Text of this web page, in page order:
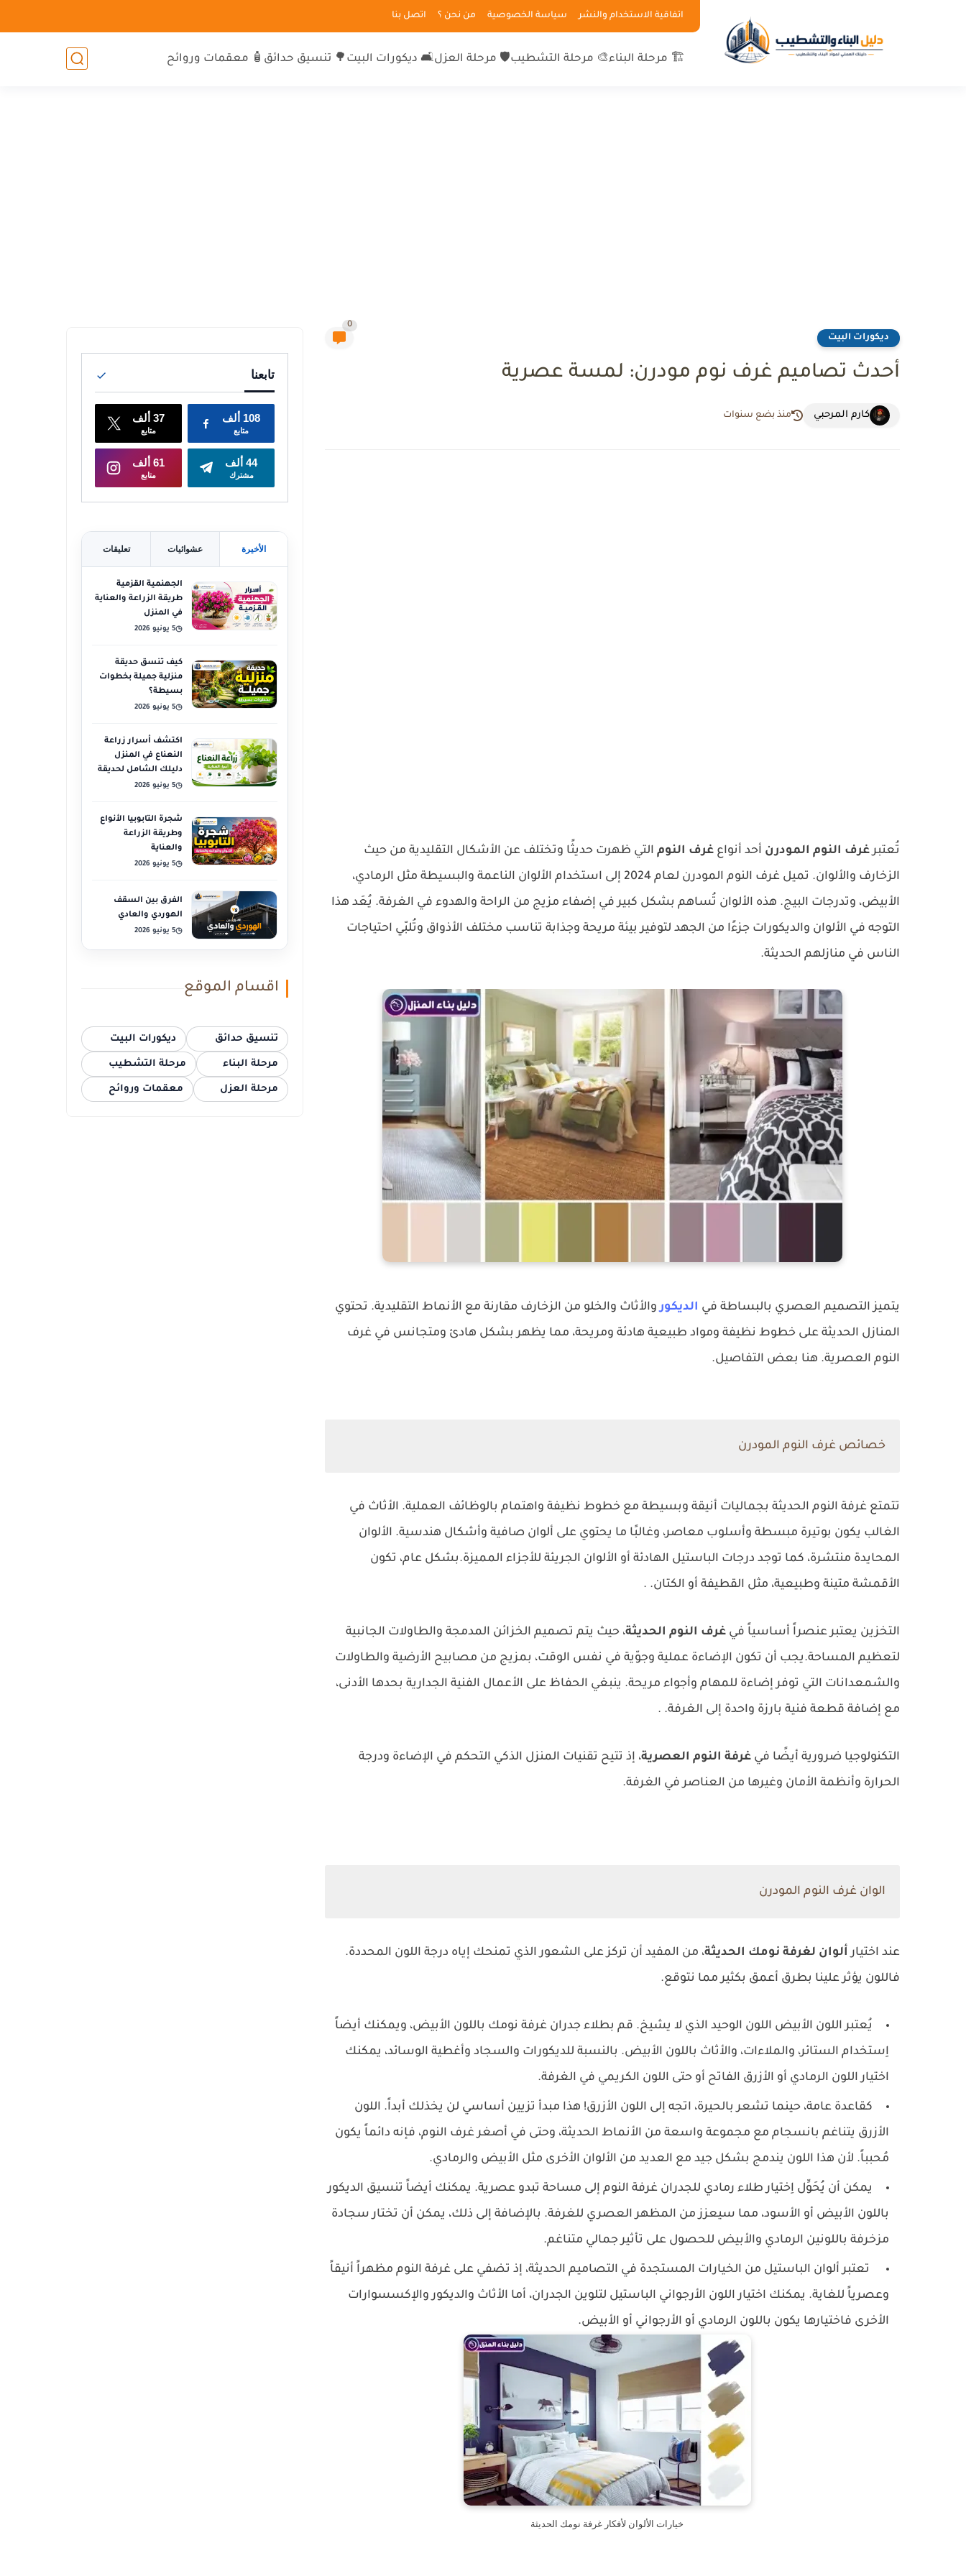
اتفاقية الاستخدام والنشر سياسة الخصوصية من نحن ؟ اتصل بنا
🏗 مرحلة البناء🎨 مرحلة التشطيب🛡 مرحلة العزل🛋 ديكورات البيت 🌳 تنسيق حدائق 🧴 معقمات وروائح
ديكورات البيت
0
أحدث تصاميم غرف نوم مودرن: لمسة عصرية
كارم المرحبي منذ بضع سنوات
تُعتبرغرف النوم المودرن أحد أنواع غرف النوم التي ظهرت حديثًا وتختلف عن الأشكال التقليدية من حيث
الزخارف والألوان. تميل غرف النوم المودرن لعام 2024 إلى استخدام الألوان الناعمة والبسيطة مثل الرمادي،
الأبيض، وتدرجات البيج. هذه الألوان تُساهم بشكل كبير في إضفاء مزيج من الراحة والهدوء في الغرفة. يُعَد هذا
التوجه في الألوان والديكورات جزءًا من الجهد لتوفير بيئة مريحة وجذابة تناسب مختلف الأذواق وتُلبّي احتياجات
الناس في منازلهم الحديثة.
يتميز التصميم العصري بالبساطة في الديكوروالأثاث والخلو من الزخارف مقارنة مع الأنماط التقليدية. تحتوي
المنازل الحديثة على خطوط نظيفة ومواد طبيعية هادئة ومريحة، مما يظهر بشكل هادئ ومتجانس في غرف
النوم العصرية. هنا بعض التفاصيل.
خصائص غرف النوم المودرن
تتمتع غرفة النوم الحديثة بجماليات أنيقة وبسيطة مع خطوط نظيفة واهتمام بالوظائف العملية. الأثاث في
الغالب يكون بوتيرة مبسطة وأسلوب معاصر، وغالبًا ما يحتوي على ألوان صافية وأشكال هندسية. الألوان
المحايدة منتشرة، كما توجد درجات الباستيل الهادئة أو الألوان الجريئة للأجزاء المميزة.بشكل عام، تكون
الأقمشة متينة وطبيعية، مثل القطيفة أو الكتان. .
التخزين يعتبر عنصراً أساسياً في غرف النوم الحديثة، حيث يتم تصميم الخزائن المدمجة والطاولات الجانبية
لتعظيم المساحة.يجب أن تكون الإضاءة عملية وجوّية في نفس الوقت، بمزيج من مصابيح الأرضية والطاولات
والشمعدانات التي توفر إضاءة للمهام وأجواء مريحة. ينبغي الحفاظ على الأعمال الفنية الجدارية بحدها الأدنى،
مع إضافة قطعة فنية بارزة واحدة إلى الغرفة. .
التكنولوجيا ضرورية أيضًا في غرفة النوم العصرية، إذ تتيح تقنيات المنزل الذكي التحكم في الإضاءة ودرجة
الحرارة وأنظمة الأمان وغيرها من العناصر في الغرفة.
الوان غرف النوم المودرن
عند اختيار ألوان لغرفة نومك الحديثة، من المفيد أن تركز على الشعور الذي تمنحك إياه درجة اللون المحددة.
فاللون يؤثر علينا بطرق أعمق بكثير مما نتوقع.
يُعتبر اللون الأبيض اللون الوحيد الذي لا يشيخ. قم بطلاء جدران غرفة نومك باللون الأبيض، ويمكنك أيضاً
اِستخدام الستائر، والملاءات، والأثاث باللون الأبيض. بالنسبة للديكورات والسجاد وأغطية الوسائد، يمكنك
اختيار اللون الرمادي أو الأزرق الفاتح أو حتى اللون الكريمي في الغرفة.
كقاعدة عامة، حينما تشعر بالحيرة، اتجه إلى اللون الأزرق! هذا مبدأ تزيين أساسي لن يخذلك أبداً. اللون
الأزرق يتناغم بانسجام مع مجموعة واسعة من الأنماط الحديثة، وحتى في أصغر غرف النوم، فإنه دائماً يكون
مُحبباً. لأن هذا اللون يندمج بشكل جيد مع العديد من الألوان الأخرى مثل الأبيض والرمادي.
يمكن أن يُحَوِّل اِختيار طلاء رمادي للجدران غرفة النوم إلى مساحة تبدو عصرية. يمكنك أيضاً تنسيق الديكور
باللون الأبيض أو الأسود، مما سيعزز من المظهر العصري للغرفة. بالإضافة إلى ذلك، يمكن أن تختار سجادة
مزخرفة باللونين الرمادي والأبيض للحصول على تأثير جمالي متناغم.
تعتبر ألوان الباستيل من الخيارات المستجدة في التصاميم الحديثة، إذ تضفي على غرفة النوم مظهراً أنيقاً
وعصرياً للغاية. يمكنك اختيار اللون الأرجواني الباستيل لتلوين الجدران، أما الأثاث والديكور والإكسسوارات
الأخرى فاختيارها يكون باللون الرمادي أو الأرجواني أو الأبيض.
خيارات الألوان لأفكار غرفة نومك الحديثة
الأخيرة عشوائيات تعليقات
الجهنمية القزمية
طريقة الزراعة والعناية
في المنزل
◷5 يونيو 2026
كيف تنسق حديقة
منزلية جميلة بخطوات
بسيطة؟
◷5 يونيو 2026
اكتشف أسرار زراعة
النعناع في المنزل
دليلك الشامل لحديقة
عطرية
◷5 يونيو 2026
شجرة التابوبيا الأنواع
وطريقة الزراعة
والعناية
◷5 يونيو 2026
الفرق بين السقف
الهوردي والعادي
◷5 يونيو 2026
اقسام الموقع
تنسيق حدائق ديكورات البيت
مرحلة البناء مرحلة التشطيب
مرحلة العزل معقمات وروائح